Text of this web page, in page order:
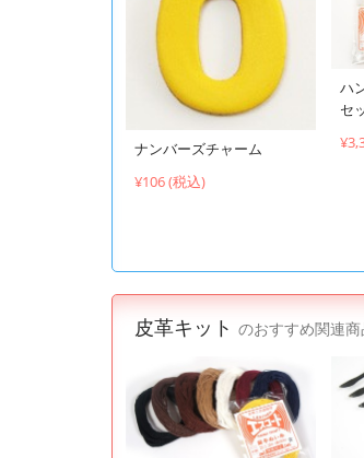
ナンバーズチャーム
¥106 (税込)
ハ
セ
皮革キット のおすすめ関連商